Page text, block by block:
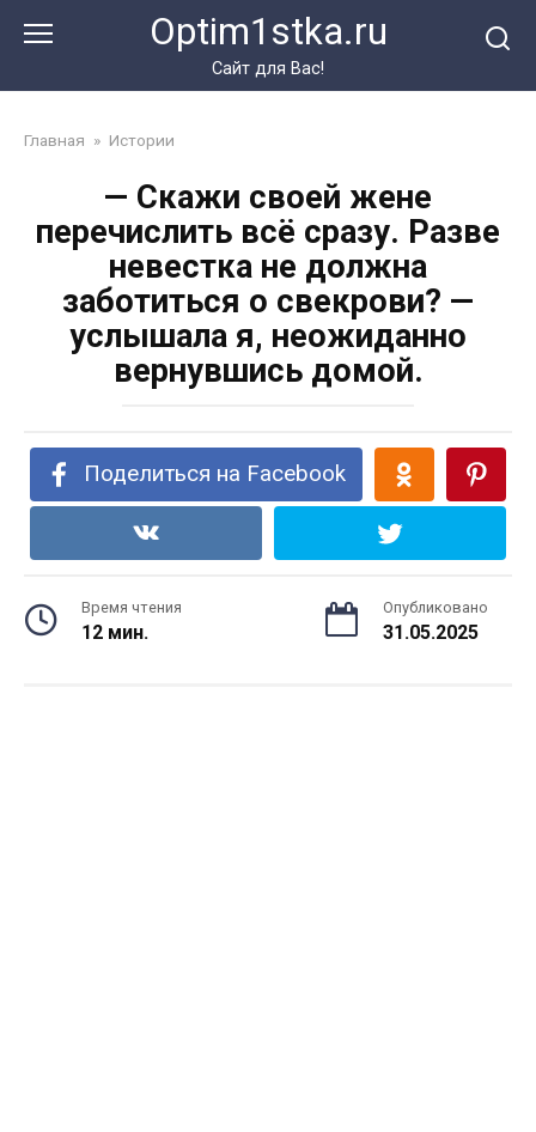
Optim1stka.ru
Сайт для Вас!
Главная » Истории
— Скажи своей жене
перечислить всё сразу. Разве
невестка не должна
заботиться о свекрови? —
услышала я, неожиданно
вернувшись домой.
Поделиться на Facebook
Время чтения
12 мин.
Опубликовано
31.05.2025